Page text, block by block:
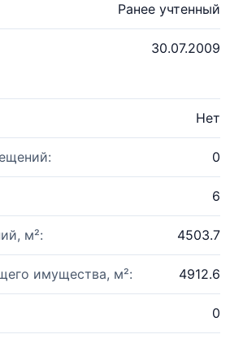
Ранее учтенный
30.07.2009
Нет
0
6
м²: 4503.7
имущества, м²: 4912.6
0